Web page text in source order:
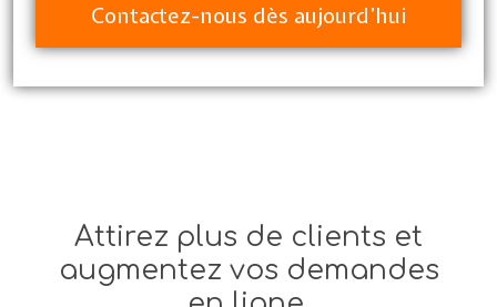
Contactez-nous dès aujourd’hui
Attirez plus de clients et
augmentez vos demandes